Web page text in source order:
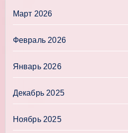
Март 2026
Февраль 2026
Январь 2026
Декабрь 2025
Ноябрь 2025